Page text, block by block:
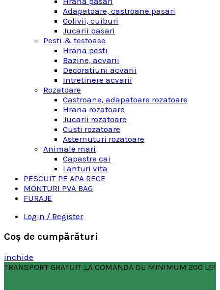
Adapatoare, castroane pasari
Colivii, cuiburi
Jucarii pasari
Pesti & testoase
Hrana pesti
Bazine, acvarii
Decoratiuni acvarii
Intretinere acvarii
Rozatoare
Castroane, adapatoare rozatoare
Hrana rozatoare
Jucarii rozatoare
Custi rozatoare
Asternuturi rozatoare
Animale mari
Capastre cai
Lanturi vita
PESCUIT PE APA RECE
MONTURI PVA BAG
FURAJE
Login / Register
Coş de cumpărături
inchide
TRANSPORT GRATUIT LA COMANDA DE MINIMUM 200 LEI